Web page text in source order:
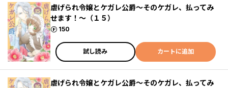
虐げられ令嬢とケガレ公爵～そのケガレ、払ってみ
せます！～（１５）
150
ポイント
試し読み カートに追加
虐げられ令嬢とケガレ公爵～そのケガレ、払ってみ